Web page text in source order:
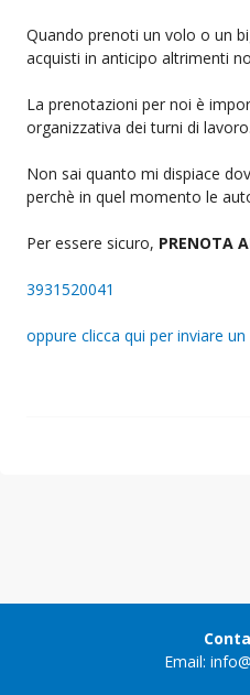
Quando prenoti un volo o un
acquisti in anticipo altrimenti
La prenotazioni per noi è
organizzativa dei turni di lavoro.
Non sai quanto mi dispiace
perchè in quel momento le
Per essere sicuro, PRENOTA
3931520041
oppure clicca qui per inviare un
Email: